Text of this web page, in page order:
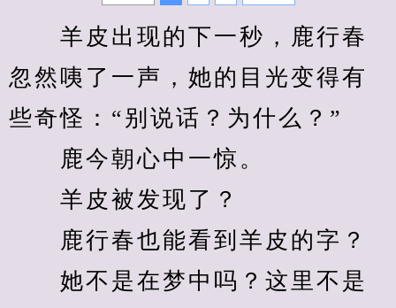
羊皮出现的下一秒，鹿行春
忽然咦了一声，她的目光变得有
些奇怪：“别说话？为什么？”
鹿今朝心中一惊。
羊皮被发现了？
鹿行春也能看到羊皮的字？
她不是在梦中吗？这里不是